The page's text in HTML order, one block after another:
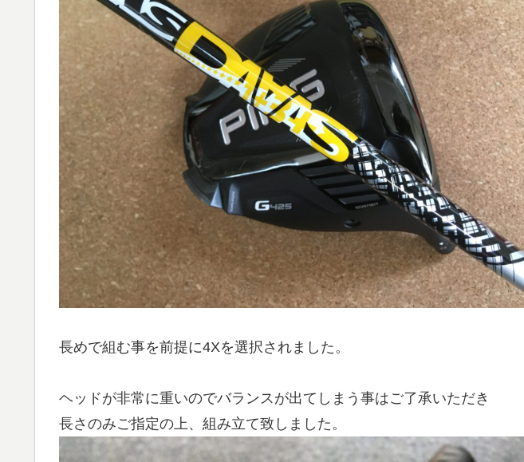
長めで組む事を前提に4Xを選択されました。
ヘッドが非常に重いのでバランスが出てしまう事はご了承いただき
長さのみご指定の上、組み立て致しました。